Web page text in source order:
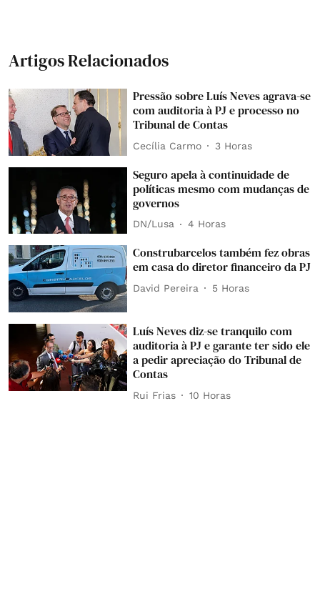
Artigos Relacionados
Pressão sobre Luís Neves agrava-se
com auditoria à PJ e processo no
Tribunal de Contas
Cecília Carmo 3 Horas
Seguro apela à continuidade de
políticas mesmo com mudanças de
governos
DN/Lusa 4 Horas
Construbarcelos também fez obras
em casa do diretor financeiro da PJ
David Pereira 5 Horas
Luís Neves diz-se tranquilo com
auditoria à PJ e garante ter sido ele
a pedir apreciação do Tribunal de
Contas
Rui Frias 10 Horas